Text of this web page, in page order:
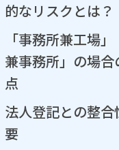
的なリスクとは？
「事務所兼工場
兼事務所」の場合
点
法人登記との整合
要